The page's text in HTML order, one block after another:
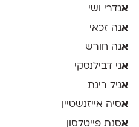
אנדרי ושי
אנה זכאי
אנה חורש
אני דבילנסקי
אניל רינת
אסיה אייזנשטיין
אסנת פייטלסון